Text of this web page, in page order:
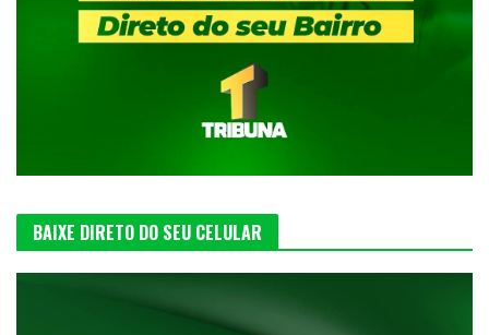
BAIXE DIRETO DO SEU CELULAR